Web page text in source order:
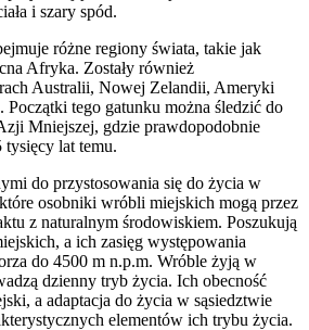
i szary spód.
różne regiony świata, takie jak
Afryka. Zostały również
Australii, Nowej Zelandii, Ameryki
Początki tego gatunku można śledzić do
Mniejszej, gdzie prawdopodobnie
tysięcy lat temu.
do przystosowania się do życia w
osobniki wróbli miejskich mogą przez
z naturalnym środowiskiem. Poszukują
a ich zasięg występowania
do 4500 m n.p.m. Wróble żyją w
dzienny tryb życia. Ich obecność
a adaptacja do życia w sąsiedztwie
elementów ich trybu życia.